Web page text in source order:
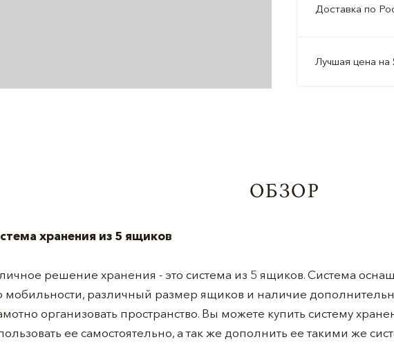
Доставка по
Лучшая цена на
ОБЗОР
хранения из 5 ящиков
решение хранения - это система из 5 ящиков. Система
мобильности, различный размер ящиков и наличие
организовать пространство. Вы можете купить систему
ее самостоятельно, а так же дополнить ее такими же